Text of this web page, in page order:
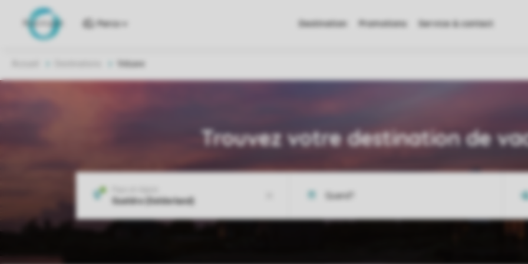
Parcs Destination Promotions Service & contact
Veluwe